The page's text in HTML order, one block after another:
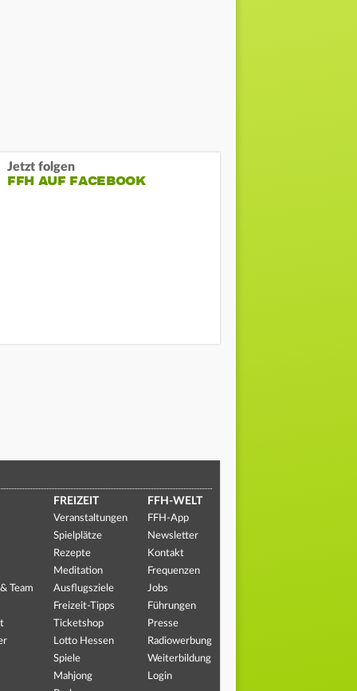
Jetzt folgen
FFH AUF FACEBOOK
Team
FREIZEIT
Veranstaltungen
Spielplätze
Rezepte
Meditation
Ausflugsziele
Freizeit-Tipps
Ticketshop
Lotto Hessen
Spiele
Mahjong
FFH-WELT
FFH-App
Newsletter
Kontakt
Frequenzen
Jobs
Führungen
Presse
Radiowerbung
Weiterbildung
Login